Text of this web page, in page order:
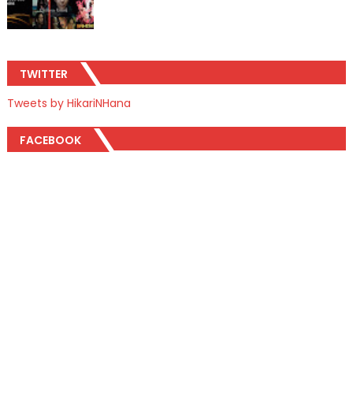
TWITTER
Tweets by HikariNHana
FACEBOOK